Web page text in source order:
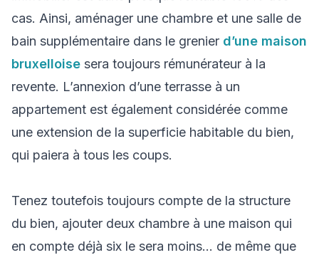
cas. Ainsi, aménager une chambre et une salle de
bain supplémentaire dans le grenier d’une maison
bruxelloise sera toujours rémunérateur à la
revente. L’annexion d’une terrasse à un
appartement est également considérée comme
une extension de la superficie habitable du bien,
qui paiera à tous les coups.
Tenez toutefois toujours compte de la structure
du bien, ajouter deux chambre à une maison qui
en compte déjà six le sera moins… de même que